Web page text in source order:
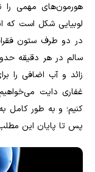
هورمون‌های مهمی را
لوبیایی شکل است که
در دو طرف ستون
سالم در هر دقیقه
زائد و آب اضافی را
غفاری دایت
کنیم؛ و به طور کامل
پس تا پایان این مطلب